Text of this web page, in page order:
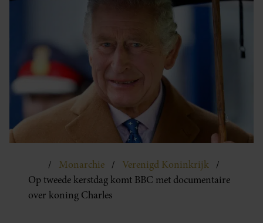
Monarchie
Verenigd Koninkrijk
Op tweede kerstdag komt BBC met documentaire
over koning Charles